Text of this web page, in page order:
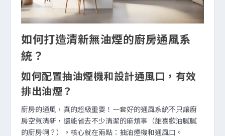
如何打造清新無油煙的廚房通風系
統？
如何配置抽油煙機和設計通風口，有效
排出油煙？
廚房的通風，真的超級重要！一套好的通風系統不只讓廚
房空氣清新，還能省去不少清潔的麻煩事（誰喜歡油膩膩
的廚房啊？）。核心就在兩點：抽油煙機和通風口。